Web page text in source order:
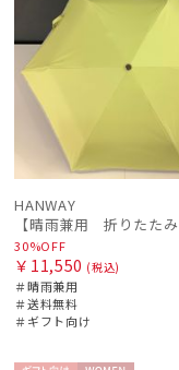
HANWAY
30%OFF
￥11,550 (税込)
＃晴雨兼用
＃送料無料
＃ギフト向け